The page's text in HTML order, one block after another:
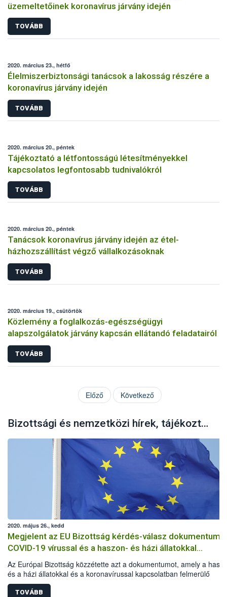
üzemeltetőinek koronavírus járvány idején
TOVÁBB
2020. március 23., hétfő
Élelmiszerbiztonsági tanácsok a lakosság részére a
koronavírus járvány idején
TOVÁBB
2020. március 20., péntek
Tájékoztató a létfontosságú létesítményekkel
kapcsolatos legfontosabb tudnivalókról
TOVÁBB
2020. március 20., péntek
Tanácsok koronavírus járvány idején az étel-
házhozszállítást végző vállalkozásoknak
TOVÁBB
2020. március 19., csütörtök
Közlemény a foglalkozás-egészségügyi
alapszolgálatok járvány kapcsán ellátandó feladatairól
TOVÁBB
Előző Következő
Bizottsági és nemzetközi hírek, tájékoztatók
2020. május 26., kedd
Megjelent az EU Bizottság kérdés-válasz dokumentuma
COVID-19 vírussal és a haszon- és házi állatokkal
kapcsolatban
Az Európai Bizottság közzétette azt a dokumentumot, amely a
és a házi állatokkal és a koronavírussal kapcsolatban felmerülő
kérdéseket és az azokra adandó válaszokat tartalmazza.
TOVÁBB